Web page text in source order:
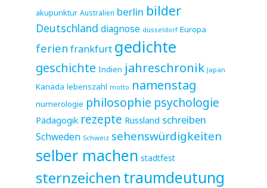
akupunktur Australien berlin bilder
Deutschland diagnose düsseldorf Europa
ferien frankfurt gedichte
geschichte Indien jahreschronik Japan
Kanada lebenszahl motto namenstag
numerologie philosophie psychologie
Pädagogik rezepte Russland schreiben
Schweden Schweiz sehenswürdigkeiten
selber machen stadtfest
sternzeichen traumdeutung